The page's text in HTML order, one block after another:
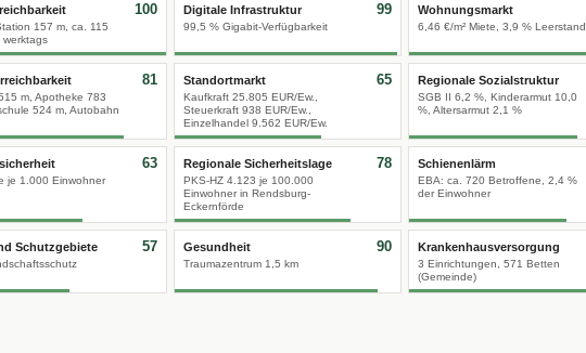
157 m, ca. 115
100 Digitale Infrastruktur
99,5 % Gigabit-Verfügbarkeit
99 Wohnungsmarkt
6,46 €/m² Miete, 3,9 % Leerstand
m, Apotheke 783
524 m, Autobahn
81 Standortmarkt
Kaufkraft 25.805 EUR/Ew.,
Steuerkraft 938 EUR/Ew.,
Einzelhandel 9.562 EUR/Ew.
65 Regionale Sozialstruktur
SGB II 6,2 %, Kinderarmut 10,0
%, Altersarmut 2,1 %
je 1.000 Einwohner
63 Regionale Sicherheitslage
PKS-HZ 4.123 je 100.000
Einwohner in Rendsburg-
Eckernförde
78 Schienenlärm
EBA: ca. 720 Betroffene, 2,4 %
der Einwohner
Schutzgebiete 57 Gesundheit
Traumazentrum 1,5 km
90 Krankenhausversorgung
3 Einrichtungen, 571 Betten
(Gemeinde)